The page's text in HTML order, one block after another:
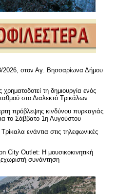
2026, στον Αγ. Βησσαρίωνα Δήμου
τη δημιουργία ενός
στο Διαλεκτό Τρικάλων
πρόβλεψης κινδύνου πυρκαγιάς
το Σάββατο 1η Αυγούστου
ενάντια στις τηλεφωνικές
City Outlet: Η μουσικοκινητική
συνάντηση